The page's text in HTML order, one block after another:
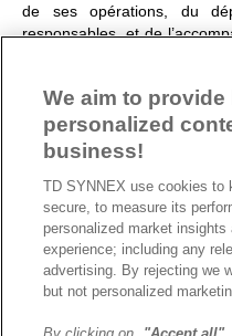
de ses opérations, du
responsables, et de
Pour en savoir plus sur
A propos de TD SYNNEX
Historique
We aim to
personalized
business!
TD SYNNEX use cookies to
secure, to measure its
personalized market
experience; including any
advertising. By rejecting we
but not personalized